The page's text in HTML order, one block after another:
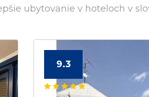
ubytovanie v hoteloch v
9.3